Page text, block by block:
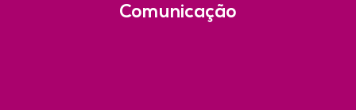
Comunicação